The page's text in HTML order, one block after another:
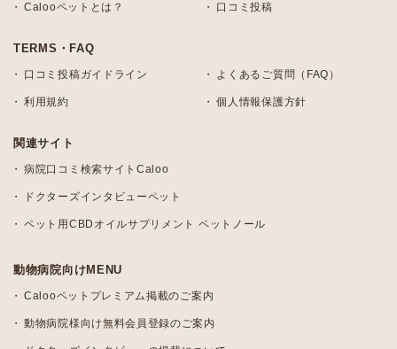
Calooペットとは？ 口コミ投稿
TERMS・FAQ
口コミ投稿ガイドライン よくあるご質問（FAQ）
利用規約 個人情報保護方針
関連サイト
病院口コミ検索サイトCaloo
ドクターズインタビューペット
ペット用CBDオイルサプリメント ペットノール
動物病院向けMENU
Calooペットプレミアム掲載のご案内
動物病院様向け無料会員登録のご案内